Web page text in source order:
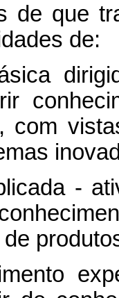
de que
de:
com
-